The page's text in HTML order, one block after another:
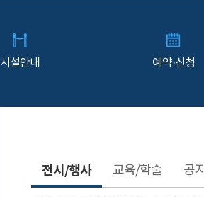
시설안내 예약·신청
전시/행사 교육/학술 공지